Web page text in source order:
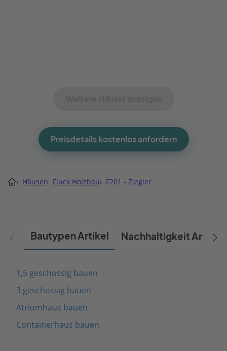
Preisdetails kostenlos anfordern
› Häuser› Fluck Holzbau› F201 - Ziegler
Bautypen Artikel Nachhaltigkeit Artikel
1,5 geschossig bauen
3 geschossig bauen
Atriumhaus bauen
Containerhaus bauen